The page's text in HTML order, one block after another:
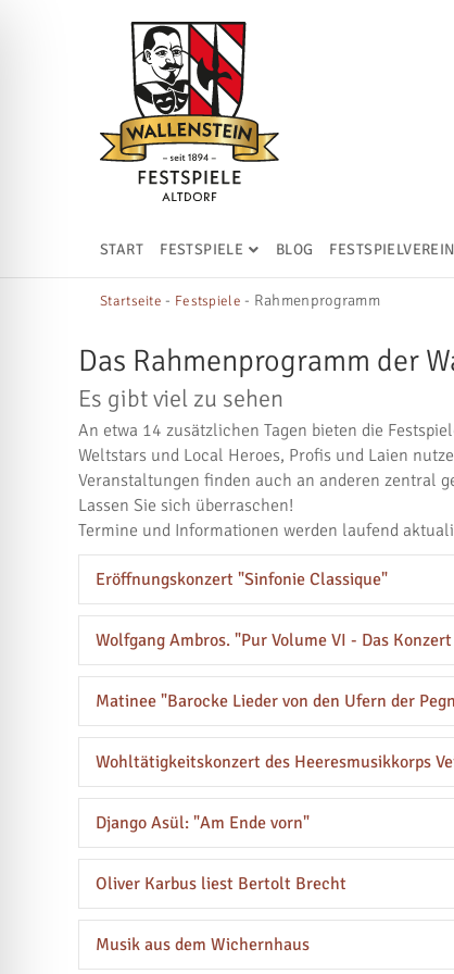
START FESTSPIELE BLOG FESTSPIELVEREIN
Startseite - Festspiele - Rahmenprogramm
Das Rahmenprogramm der
Es gibt viel zu sehen
An etwa 14 zusätzlichen Tagen bieten die
Weltstars und Local Heroes, Profis und Laien
Veranstaltungen finden auch an anderen zentral
Lassen Sie sich überraschen!
Termine und Informationen werden laufend
Eröffnungskonzert "Sinfonie Classique"
Wolfgang Ambros. "Pur Volume VI - Das
Matinee "Barocke Lieder von den Ufern der
Wohltätigkeitskonzert des Heeresmusikkorps
Django Asül: "Am Ende vorn"
Oliver Karbus liest Bertolt Brecht
Musik aus dem Wichernhaus